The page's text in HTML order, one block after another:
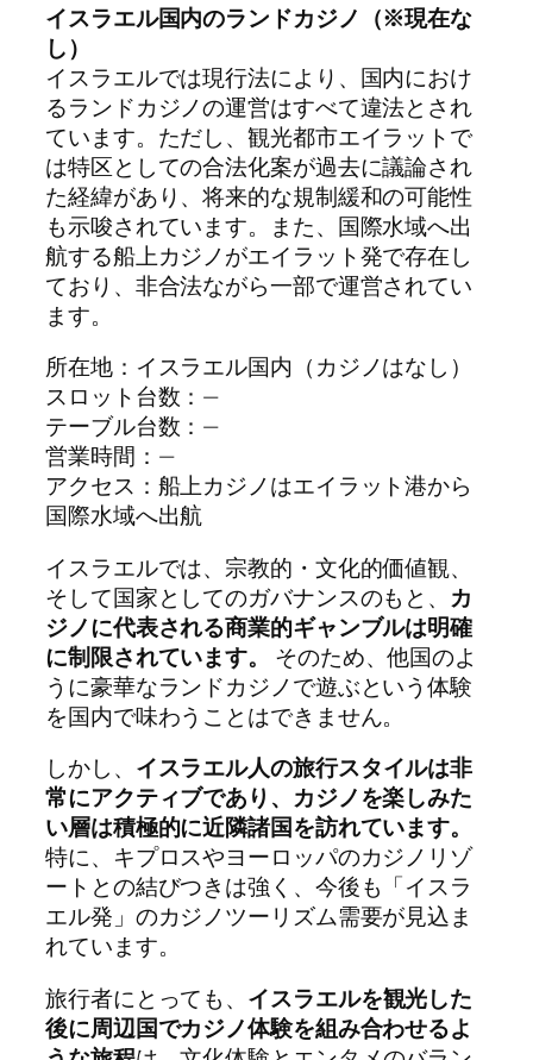
イスラエル国内のランドカジノ（※現在な
し）
イスラエルでは現行法により、国内におけ
るランドカジノの運営はすべて違法とされ
ています。ただし、観光都市エイラットで
は特区としての合法化案が過去に議論され
た経緯があり、将来的な規制緩和の可能性
も示唆されています。また、国際水域へ出
航する船上カジノがエイラット発で存在し
ており、非合法ながら一部で運営されてい
ます。
所在地：イスラエル国内（カジノはなし）
スロット台数：—
テーブル台数：—
営業時間：—
アクセス：船上カジノはエイラット港から
国際水域へ出航
イスラエルでは、宗教的・文化的価値観、
そして国家としてのガバナンスのもと、 カ
ジノに代表される商業的ギャンブルは明確
に制限されています。
そのため、他国のよ
うに豪華なランドカジノで遊ぶという体験
を国内で味わうことはできません。
しかし、 イスラエル人の旅行スタイルは非
常にアクティブであり、カジノを楽しみた
い層は積極的に近隣諸国を訪れています。
特に、キプロスやヨーロッパのカジノリゾ
ートとの結びつきは強く、今後も「イスラ
エル発」のカジノツーリズム需要が見込ま
れています。
旅行者にとっても、 イスラエルを観光した
後に周辺国でカジノ体験を組み合わせるよ